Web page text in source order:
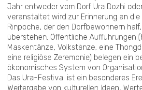
Jahr entweder vom Dorf Ura Dozhi
veranstaltet wird zur Erinnerung an
Rinpoche, der den Dorfbewohnern
überstehen. Öffentliche Aufführungen
Maskentänze, Volkstänze, eine
eine religiöse Zeremonie) belegen ein
ökonomisches System von
Das Ura-Festival ist ein besonderes
Weitergabe von kulturellen Ideen,